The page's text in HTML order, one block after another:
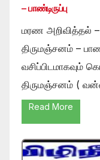
– பாண்டிருப்பு
மரண அறிவித்தல் –
திருமஞ்சனம் –
வசிப்பிடமாகவும்
திருமஞ்சனம் (
Read More